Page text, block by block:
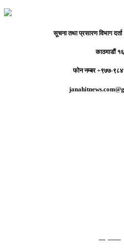
सूचना तथा प्रसारण विभाग
काठमाडौं १६
फोन नम्बर +९७७-